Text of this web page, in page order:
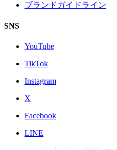
ブランドガイドライン
SNS
YouTube
TikTok
Instagram
X
Facebook
LINE